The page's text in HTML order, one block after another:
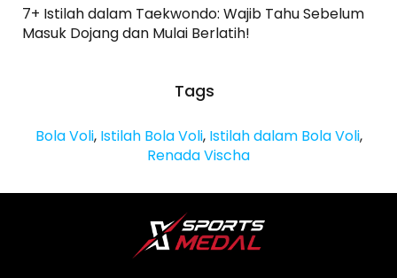
7+ Istilah dalam Taekwondo: Wajib Tahu Sebelum
Masuk Dojang dan Mulai Berlatih!
Tags
Bola Voli, Istilah Bola Voli, Istilah dalam Bola Voli,
Renada Vischa